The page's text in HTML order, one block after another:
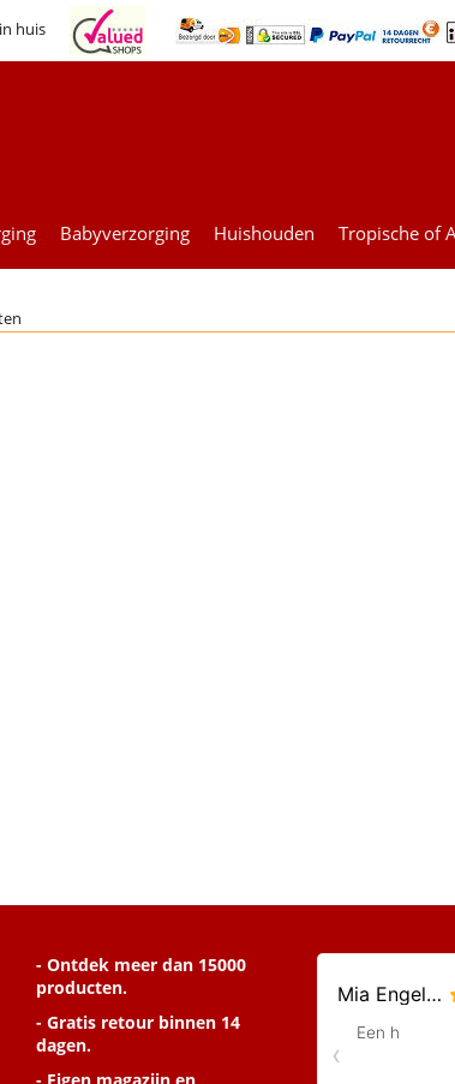
huis
Babyverzorging Huishouden Tropische of
- Ontdek meer dan 15000
producten.
- Gratis retour binnen 14
dagen.